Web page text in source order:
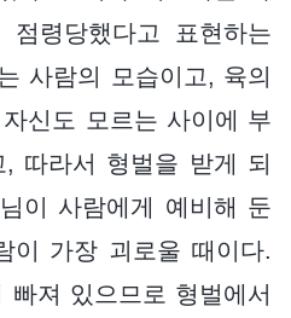
점령당했다고 표현하는
사람의 모습이고, 육의
신도 모르는 사이에 부
따라서 형벌을 받게 되
이 사람에게 예비해 둔
이 가장 괴로울 때이다.
빠져 있으므로 형벌에서